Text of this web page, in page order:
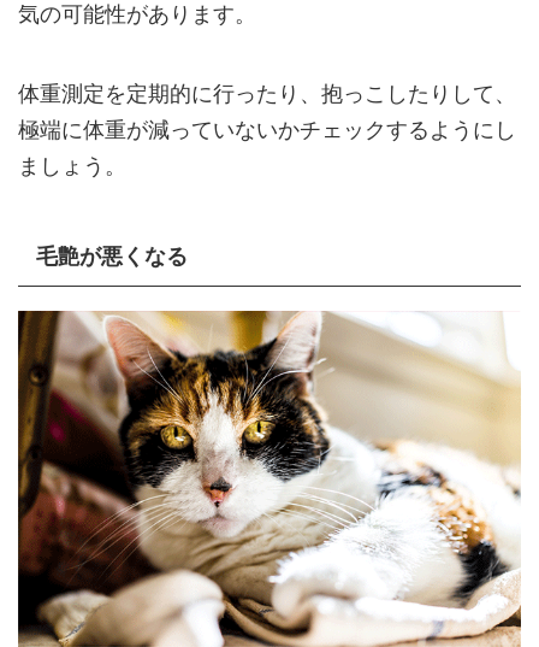
気の可能性があります。
体重測定を定期的に行ったり、抱っこしたりして、
極端に体重が減っていないかチェックするようにし
ましょう。
毛艶が悪くなる